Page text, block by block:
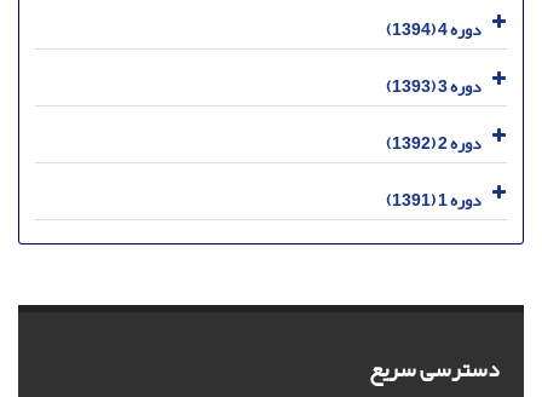
دوره 4 (1394)
دوره 3 (1393)
دوره 2 (1392)
دوره 1 (1391)
دسترسی سریع